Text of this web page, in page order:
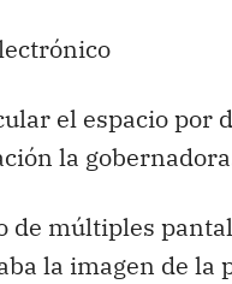
el espacio por
la
de múltiples
la imagen de la